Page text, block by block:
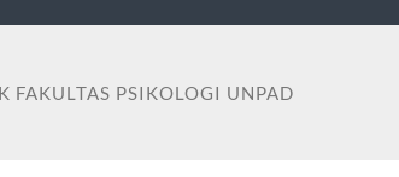
FAKULTAS PSIKOLOGI UNPAD